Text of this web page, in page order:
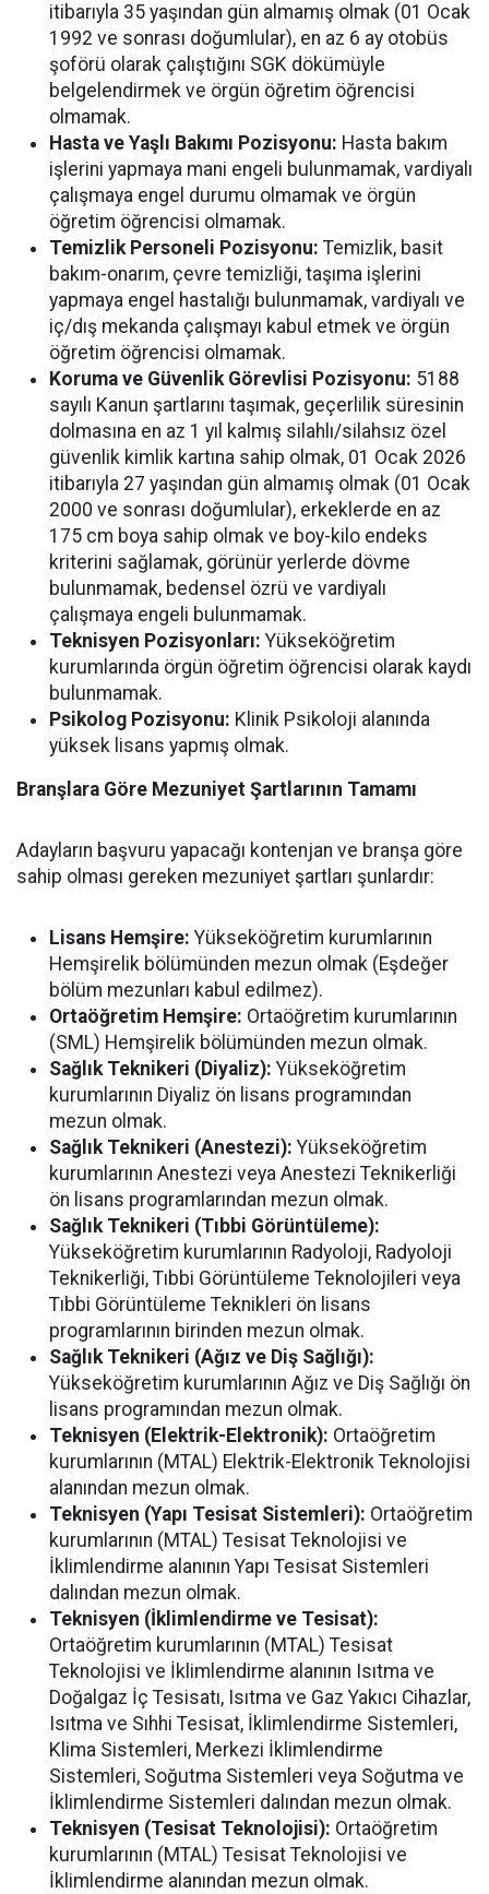
itibarıyla 35 yaşından gün almamış olmak (01 Ocak
1992 ve sonrası doğumlular), en az 6 ay otobüs
şoförü olarak çalıştığını SGK dökümüyle
belgelendirmek ve örgün öğretim öğrencisi
olmamak.
Hasta ve Yaşlı Bakımı Pozisyonu: Hasta bakım
işlerini yapmaya mani engeli bulunmamak, vardiyalı
çalışmaya engel durumu olmamak ve örgün
öğretim öğrencisi olmamak.
Temizlik Personeli Pozisyonu: Temizlik, basit
bakım-onarım, çevre temizliği, taşıma işlerini
yapmaya engel hastalığı bulunmamak, vardiyalı ve
iç/dış mekanda çalışmayı kabul etmek ve örgün
öğretim öğrencisi olmamak.
Koruma ve Güvenlik Görevlisi Pozisyonu: 5188
sayılı Kanun şartlarını taşımak, geçerlilik süresinin
dolmasına en az 1 yıl kalmış silahlı/silahsız özel
güvenlik kimlik kartına sahip olmak, 01 Ocak 2026
itibarıyla 27 yaşından gün almamış olmak (01 Ocak
2000 ve sonrası doğumlular), erkeklerde en az
175 cm boya sahip olmak ve boy-kilo endeks
kriterini sağlamak, görünür yerlerde dövme
bulunmamak, bedensel özrü ve vardiyalı
çalışmaya engeli bulunmamak.
Teknisyen Pozisyonları: Yükseköğretim
kurumlarında örgün öğretim öğrencisi olarak kaydı
bulunmamak.
Psikolog Pozisyonu: Klinik Psikoloji alanında
yüksek lisans yapmış olmak.
Branşlara Göre Mezuniyet Şartlarının Tamamı
Adayların başvuru yapacağı kontenjan ve branşa göre
sahip olması gereken mezuniyet şartları şunlardır:
Lisans Hemşire: Yükseköğretim kurumlarının
Hemşirelik bölümünden mezun olmak (Eşdeğer
bölüm mezunları kabul edilmez).
Ortaöğretim Hemşire: Ortaöğretim kurumlarının
(SML) Hemşirelik bölümünden mezun olmak.
Sağlık Teknikeri (Diyaliz): Yükseköğretim
kurumlarının Diyaliz ön lisans programından
mezun olmak.
Sağlık Teknikeri (Anestezi): Yükseköğretim
kurumlarının Anestezi veya Anestezi Teknikerliği
ön lisans programlarından mezun olmak.
Sağlık Teknikeri (Tıbbi Görüntüleme):
Yükseköğretim kurumlarının Radyoloji, Radyoloji
Teknikerliği, Tıbbi Görüntüleme Teknolojileri veya
Tıbbi Görüntüleme Teknikleri ön lisans
programlarının birinden mezun olmak.
Sağlık Teknikeri (Ağız ve Diş Sağlığı):
Yükseköğretim kurumlarının Ağız ve Diş Sağlığı ön
lisans programından mezun olmak.
Teknisyen (Elektrik-Elektronik): Ortaöğretim
kurumlarının (MTAL) Elektrik-Elektronik Teknolojisi
alanından mezun olmak.
Teknisyen (Yapı Tesisat Sistemleri): Ortaöğretim
kurumlarının (MTAL) Tesisat Teknolojisi ve
İklimlendirme alanının Yapı Tesisat Sistemleri
dalından mezun olmak.
Teknisyen (İklimlendirme ve Tesisat):
Ortaöğretim kurumlarının (MTAL) Tesisat
Teknolojisi ve İklimlendirme alanının Isıtma ve
Doğalgaz İç Tesisatı, Isıtma ve Gaz Yakıcı Cihazlar,
Isıtma ve Sıhhi Tesisat, İklimlendirme Sistemleri,
Klima Sistemleri, Merkezi İklimlendirme
Sistemleri, Soğutma Sistemleri veya Soğutma ve
İklimlendirme Sistemleri dalından mezun olmak.
Teknisyen (Tesisat Teknolojisi): Ortaöğretim
kurumlarının (MTAL) Tesisat Teknolojisi ve
İklimlendirme alanından mezun olmak.